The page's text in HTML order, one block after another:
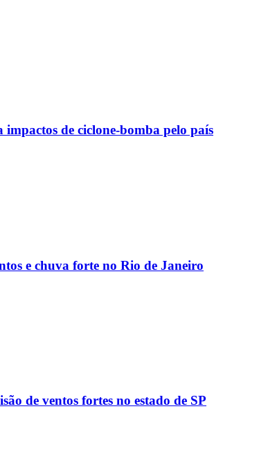
de ciclone-bomba pelo país
e chuva forte no Rio de Janeiro
de ventos fortes no estado de SP